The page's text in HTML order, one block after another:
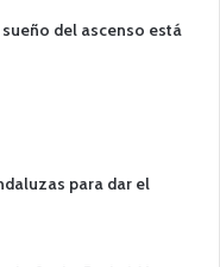
sueño del ascenso está
para dar el